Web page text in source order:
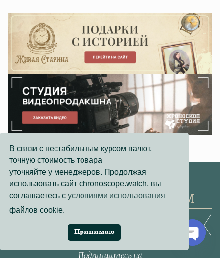
УЗНАЙТЕ О НОВЫХ
ПОСТУПЛЕНИЯХ ПЕРВЫМ
ДО 50 НОВЫХ МОДЕЛЕЙ В НЕДЕЛЮ
Подпишитесь на
В связи с нестабильным курсом валют,
точную стоимость товара
уточняйте у менеджеров. Продолжая
использовать сайт chronoscope.watch, вы
соглашаетесь сусловиями использования
файлов cookie.
Принимаю